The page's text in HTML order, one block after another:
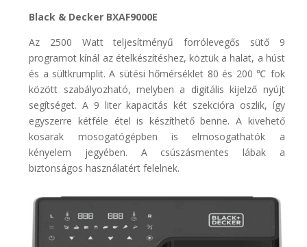
Black & Decker BXAF9000E
Az 2500 Watt teljesítményű forrólevegős sütő 9
programot kínál az ételkészítéshez, köztük a halat, a húst
és a sültkrumplit. A sütési hőmérséklet 80 és 200 ℃ fok
között szabályozható, melyben a digitális kijelző nyújt
segítséget. A 9 liter kapacitás két szekcióra oszlik, így
egyszerre kétféle étel is készíthető benne. A kivehető
kosarak mosogatógépben is elmosogathatók a
kényelem jegyében. A csúszásmentes lábak a
biztonságos használatért felelnek.